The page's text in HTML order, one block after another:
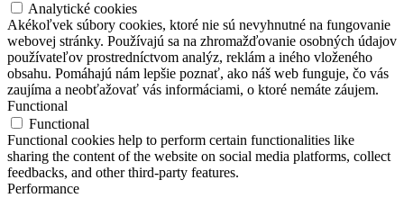
Analytické cookies
Akékoľvek súbory cookies, ktoré nie sú nevyhnutné na fungovanie
webovej stránky. Používajú sa na zhromažďovanie osobných údajov
používateľov prostredníctvom analýz, reklám a iného vloženého
obsahu. Pomáhajú nám lepšie poznať, ako náš web funguje, čo vás
zaujíma a neobťažovať vás informáciami, o ktoré nemáte záujem.
Functional
Functional
Functional cookies help to perform certain functionalities like
sharing the content of the website on social media platforms, collect
feedbacks, and other third-party features.
Performance